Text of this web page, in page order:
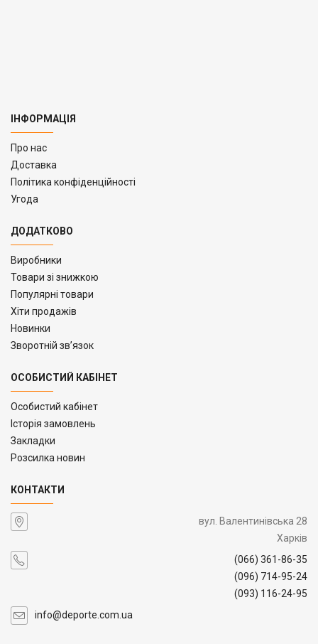
ІНФОРМАЦІЯ
Про нас
Доставка
Політика конфіденційності
Угода
ДОДАТКОВО
Виробники
Товари зі знижкою
Популярні товари
Хіти продажів
Новинки
Зворотній зв’язок
ОСОБИСТИЙ КАБІНЕТ
Особистий кабінет
Історія замовлень
Закладки
Розсилка новин
КОНТАКТИ
вул. Валентинівська 28
Харків
(066) 361-86-35
(096) 714-95-24
(093) 116-24-95
info@deporte.com.ua